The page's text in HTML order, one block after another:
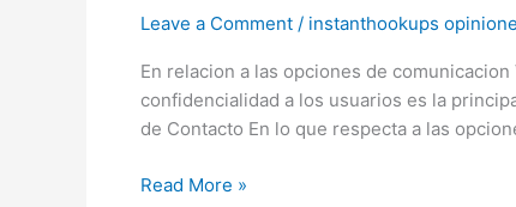
Leave a Comment / instanthookups
En relacion a las opciones de
confidencialidad a los usuarios es la
de Contacto En lo que respecta a las
comunicacion
Milan
no
goza
bastante
Read More »